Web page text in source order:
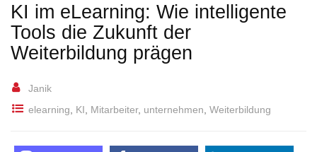
KI im eLearning: Wie intelligente
Tools die Zukunft der
Weiterbildung prägen
Janik
elearning
KI Mitarbeiter, unternehmen Weiterbildung